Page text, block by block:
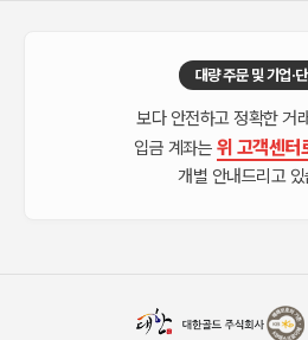
대량 주문 및 기업·
보다 안전하고 정확한 거
입금 계좌는 위 고객센터
개별 안내드리고